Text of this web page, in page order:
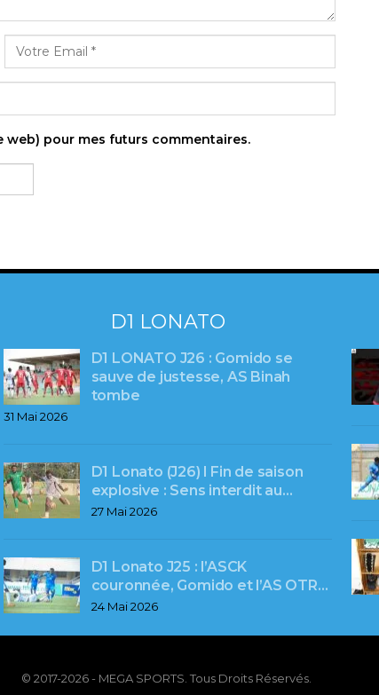
web) pour mes futurs commentaires.
D1 LONATO
D1 LONATO J26 : Gomido se
sauve de justesse, AS Binah
tombe
31 Mai 2026
D1 Lonato (J26) l Fin de saison
explosive : Sens interdit au…
27 Mai 2026
D1 Lonato J25 : l’ASCK
couronnée, Gomido et l’AS OTR…
24 Mai 2026
© 2017-2026 - MEGA SPORTS. Tous Droits Réservés.